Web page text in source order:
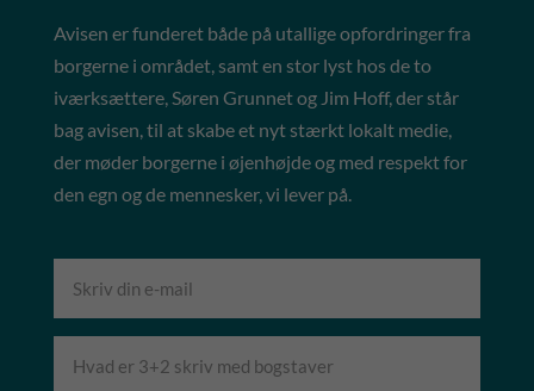
Avisen er funderet både på utallige opfordringer fra
borgerne i området, samt en stor lyst hos de to
iværksættere, Søren Grunnet og Jim Hoff, der står
bag avisen, til at skabe et nyt stærkt lokalt medie,
der møder borgerne i øjenhøjde og med respekt for
den egn og de mennesker, vi lever på.